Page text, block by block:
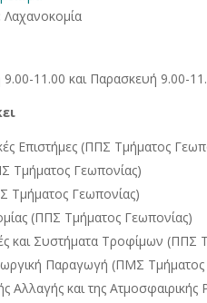
Λαχανοκομία
9.00-11.00 και Παρασκευή 9.00-
Επιστήμες (ΠΠΣ Τμήματος
Τμήματος Γεωπονίας)
Τμήματος Γεωπονίας)
(ΠΠΣ Τμήματος Γεωπονίας)
και Συστήματα Τροφίμων (ΠΠΣ
Παραγωγή (ΠΜΣ
Αλλαγής και της